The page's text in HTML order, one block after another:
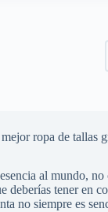
ropa de tallas
al mundo, no
deberías tener en
no siempre es